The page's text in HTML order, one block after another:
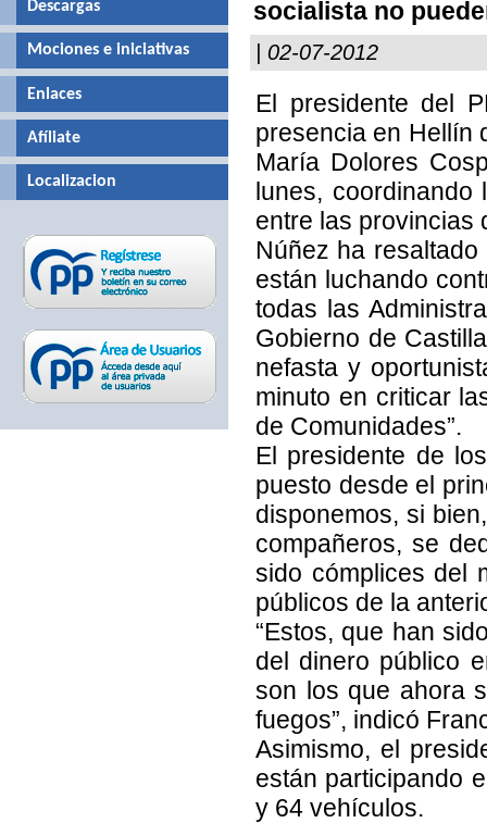
socialista no
| 02-07-2012
El presidente del
presencia en Hellín
María Dolores
lunes, coordinando
entre las provincias
Núñez ha
están luchando
todas las
Gobierno de
nefasta y
minuto en criticar
de Comunidades”.
El presidente de
puesto desde el
disponemos, si
compañeros, se
sido cómplices del
públicos de la
“Estos, que han
del dinero público
son los que ahora
fuegos”, indicó
Asimismo, el
están participando
y 64 vehículos.
Descargas
Mociones e iniciativas
Enlaces
Afíliate
Localizacion